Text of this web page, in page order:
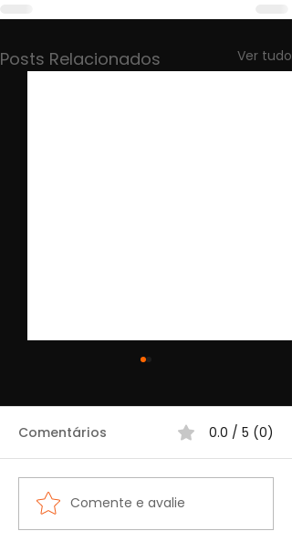
Posts Relacionados Ver tudo
Como emitir recibos
de lançamentos no
Comentários 0.0 / 5 (0)
Comente e avalie